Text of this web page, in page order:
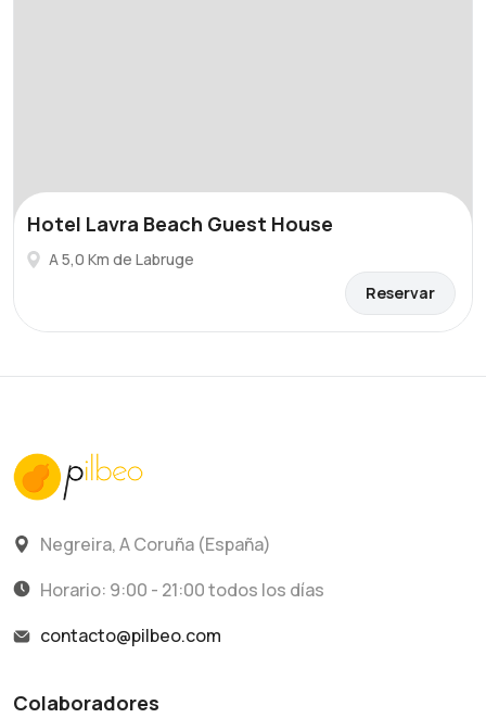
Hotel Lavra Beach Guest House
A 5,0 Km de Labruge
Reservar
Negreira, A Coruña (España)
Horario: 9:00 - 21:00 todos los días
contacto@pilbeo.com
Colaboradores